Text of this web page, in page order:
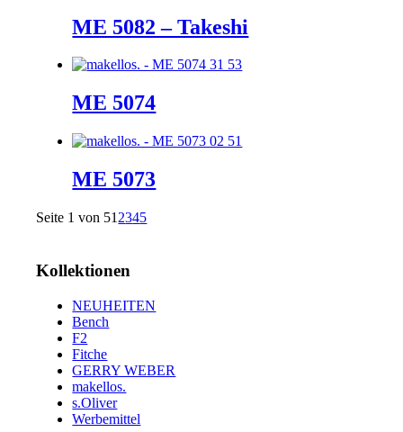
ME 5082 – Takeshi
ME 5074
ME 5073
Seite 1 von 51 2345
Kollektionen
NEUHEITEN
Bench
F2
Fitche
GERRY WEBER
makellos.
s.Oliver
Werbemittel